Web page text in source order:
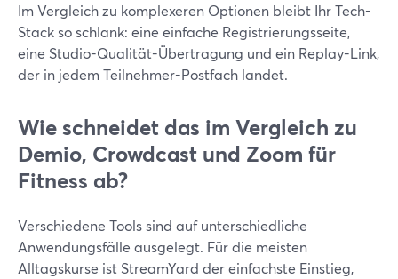
Im Vergleich zu komplexeren Optionen bleibt Ihr Tech-
Stack so schlank: eine einfache Registrierungsseite,
eine Studio-Qualität-Übertragung und ein Replay-Link,
der in jedem Teilnehmer-Postfach landet.
Wie schneidet das im Vergleich zu
Demio, Crowdcast und Zoom für
Fitness ab?
Verschiedene Tools sind auf unterschiedliche
Anwendungsfälle ausgelegt. Für die meisten
Alltagskurse ist StreamYard der einfachste Einstieg,